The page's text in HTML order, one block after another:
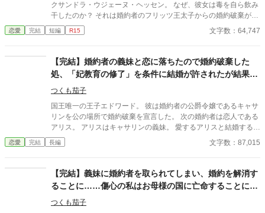
クサンドラ・ウジェーヌ・ヘッセン。 なぜ、彼女は毒を自ら飲み
干したのか？ それは婚約者のフリッツ王太子からの婚約破棄が原
因であった。 恋人の男爵令嬢を正妃にするためにアレクサンドラ
を罠に嵌めようとしたのだ。 その中の一人は、アレクサンドラの
男爵令嬢の味方であった。 婚約者として王家の全てを知るアレク
サンドラは、このまま婚約破棄が成立されればどうなるのかを知
っていた。そして自分がどういう立場なのかも痛いほど理解して
いたのだ。 生死の境から生還したアレクサンドラが目を覚ました
時には、全てが様変わりしていた。国の将来のため、必要な処置
であった。 婚約破棄を宣言した王太子達のその後は、彼らが思い
描いていたバラ色の人生ではなかった。 後悔、悲しみ、憎悪、果
てしない負の連鎖の果てに、彼らが手にしたものとは。 「小説家
になろう」「カクヨム」「ノベルバ」にも投稿しています。
恋愛 完結 短編 R15 文字数：64,747
【完結】婚約者の義妹と恋に落ちたので婚約破棄した
処、「妃教育の修了」を条件に結婚が許されたが結果が
芳しくない。何故だ？同じ高位貴族だろう？
つくも茄子
国王唯一の王子エドワード。 彼は婚約者の公爵令嬢であるキャサ
リンを公の場所で婚約破棄を宣言した。 次の婚約者は恋人である
アリス。 アリスはキャサリンの義妹。 愛するアリスと結婚するに
は「妃教育を修了させること」だった。 同じ高位貴族。 少し頑張
ればアリスは直ぐに妃教育を終了させると踏んでいたが散々な結
ードは立太子が遠のく事に困ってしまう。 だが、エドワードは知
らなかった事がある。 彼が事実を知るのは何時になるのか……そ
れは誰も知らない。 他サイトにも公開中。
恋愛 完結 長編 文字数：87,015
【完結】義妹に婚約者を取られてしまい、婚約を解消す
ることに……傷心の私はお母様の国に亡命することに致
します。二度と戻りませんので悪しからず。
つくも茄子